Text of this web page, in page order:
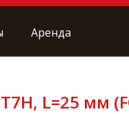
Аренда
L=25 мм